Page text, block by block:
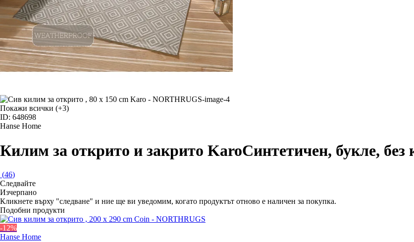
Покажи всички (+3)
ID: 648698
Hanse Home
Килим за открито и закрито KaroСинтетичен, букле, без
(46)
Следвайте
Изчерпанo
Кликнете върху "следване" и ние ще ви уведомим, когато продуктът отново е наличен за покупка.
Подобни продукти
-12%
Hanse Home